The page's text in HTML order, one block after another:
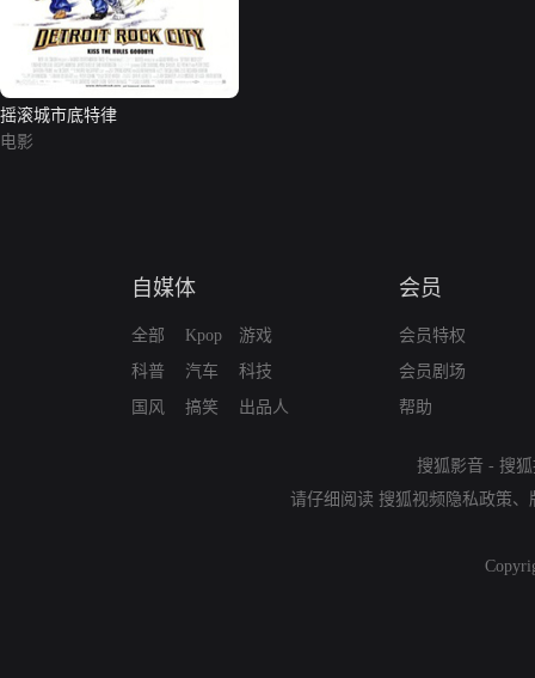
摇滚城市底特律
电影
自媒体
全部
科普
国风
Kpop
汽车
搞笑
游戏
科技
出品人
会员
会员特权
会员剧场
帮助
搜狐影音 - 搜
请仔细阅读 搜狐视频隐私政策、